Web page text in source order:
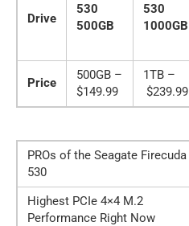
Drive
530
500GB
530
1000GB
Price
500GB –
$149.99
1TB –
$239.99
PROs of the Seagate Firecuda
530
Highest PCIe 4×4 M.2
Performance Right Now